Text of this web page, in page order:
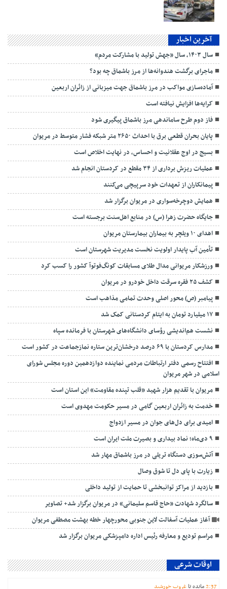
آخرین اخبار
سال ۱۴۰۳، سال «جهش تولید با مشارکت مردم»
ماجرای برگشت هندوانه‌ها از مرز باشماق چه بود؟
آماده‌سازی مواکب در مرز باشماق جهت میزبانی از زائران اربعین
کرایه‌ها افزایش نیافته است
فاز دوم طرح ساماندهی مرز باشماق پیگیری شود
پایان بحران قطعی برق با احداث ۲۶۵۰ متر شبکه فشار متوسط در مریوان
بسیج در اوج عقلانیت و احساس، در نهایت اخلاص است
عملیات ریزش برداری از ۳۴ مقطع در کردستان انجام شد
پیمانکاران از تعهدات خود سرپیچی می‌کنند
همایش دوچرخه‌سواری در مریوان برگزار شد
جایگاه حضرت زهرا (س) در منابع اهل‌سنت برجسته است
اهدای ۱۰ ویلچر به بیماران بیمارستان مریوان
تأمین آب پایدار اولویت نخست مدیریت شهرستان است
ورزشکار مریوانی مدال طلای مسابقات کونگ‌فوتوآ کشور را کسب کرد
کشف ۲۵ فقره سرقت داخل خودرو در مریوان
پیامبر (ص) محور اصلی وحدت تمامی مذاهب است
۱۷ میلیارد تومان به ایتام کردستانی کمک شد
نشست هم‌اندیشی رؤسای دانشگاه‌های شهرستان با فرمانده سپاه
مدارس کردستان با ۶۹ درصد درخشان‌ترین ستاره نمازجماعت در کشور است
افتتاح رسمی دفتر ارتباطات مردمی نماینده دوازدهمین دوره مجلس شورای
اسلامی در شهر مریوان
مریوان با تقدیم هزار شهید «قلب تپنده مقاومت» این استان است
خدمت به زائران اربعین گامی در مسیر حکومت مهدوی است
امیدی برای دل‌های جوان در مسیر ازدواج
۹ دی‌ماه؛ نماد بیداری و بصیرت ملت ایران است
آتش‌سوزی دستگاه تریلی در مرز باشماق مهار شد
زیارت با پای دل تا شوق وصال
بازدید از مراکز توانبخشی تا حمایت از تولید داخلی
سالگرد شهادت «حاج قاسم سلیمانی» در مریوان برگزار شد+ تصاویر
آغاز عملیات آسفالت لاین جنوبی محورچهار خطه بهشت مصطفی مریوان
مراسم تودیع و معارفه رئیس اداره دامپزشکی مریوان برگزار شد
اوقات شرعی
2:37 مانده تا غروب خورشید